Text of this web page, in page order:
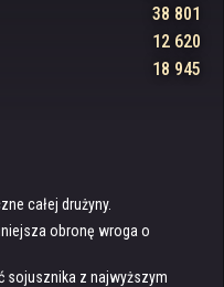
38 801
12 620
18 945
całej drużyny.
obronę wroga o
sojusznika z najwyższym